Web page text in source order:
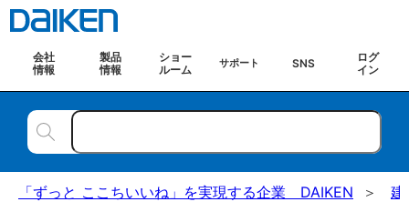
会社
情報
製品
情報
ショー
ルーム
サポート SNS
ログ
イン
「ずっと ここちいいね」を実現する企業 DAIKEN 建